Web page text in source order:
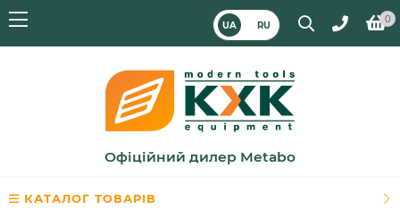
UA RU
0
Офіційний дилер Metabo
КАТАЛОГ ТОВАРІВ